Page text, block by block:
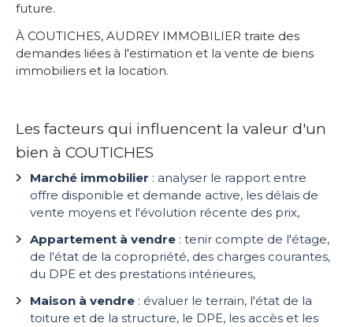
future.
À COUTICHES, AUDREY IMMOBILIER traite des
demandes liées à l'estimation et la vente de biens
immobiliers et la location.
Les facteurs qui influencent la valeur d'un
bien à COUTICHES
Marché immobilier : analyser le rapport entre
offre disponible et demande active, les délais de
vente moyens et l'évolution récente des prix,
Appartement à vendre : tenir compte de l'étage,
de l'état de la copropriété, des charges courantes,
du DPE et des prestations intérieures,
Maison à vendre : évaluer le terrain, l'état de la
toiture et de la structure, le DPE, les accès et les